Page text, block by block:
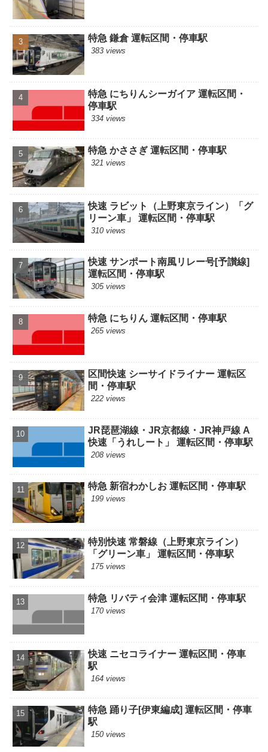
特急 鎌倉 運転区間・停車駅
383 views
特急 にちりんシーガイア 運転区間・
停車駅
334 views
特急 かささぎ 運転区間・停車駅
321 views
快速 ラビット（上野東京ライン）「グ
リーン車」 運転区間・停車駅
310 views
快速 サンポート南風リレー号[予讃線]
運転区間・停車駅
305 views
特急 にちりん 運転区間・停車駅
265 views
区間快速 シーサイドライナー 運転区
間・停車駅
222 views
JR琵琶湖線・JR京都線・JR神戸線 A
快速「うれしート」 運転区間・停車駅
208 views
特急 新宿わかしお 運転区間・停車駅
199 views
特別快速 常磐線（上野東京ライン）
「グリーン車」 運転区間・停車駅
175 views
特急 リバティ会津 運転区間・停車駅
170 views
快速 ニセコライナー 運転区間・停車
駅
164 views
特急 踊り子[伊東編成] 運転区間・停車
駅
150 views